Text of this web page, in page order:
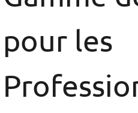
pour les